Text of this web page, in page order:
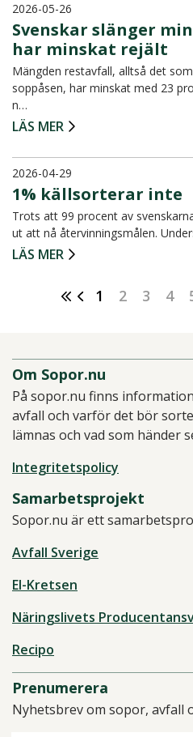
2026-05-26
Svenskar slänger
har minskat rejält
Mängden restavfall, alltså det
soppåsen, har minskat med 23
n…
LÄS MER
2026-04-29
1% källsorterar inte
Trots att 99 procent av
ut att nå återvinningsmålen.
LÄS MER
1 2 3 4
Om Sopor.nu
På sopor.nu finns
avfall och varför det bör
lämnas och vad som händer
Integritetspolicy
Samarbetsprojekt
Sopor.nu är ett
Avfall Sverige
El-Kretsen
Näringslivets
Recipo
Prenumerera
Nyhetsbrev om sopor, avfall